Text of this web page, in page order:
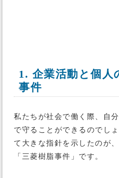
1. 企業活動と個人
事件
私たちが社会で働く際、自
で守ることができるのでし
て大きな指針を示したのが
「三菱樹脂事件」です。